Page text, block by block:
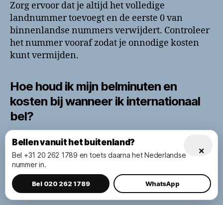
Zorg ervoor dat je altijd het volledige
landnummer toevoegt en de eerste 0 van
binnenlandse nummers verwijdert. Controleer
het nummer vooraf zodat je onnodige kosten
kunt vermijden.
Hoe houd ik mijn belminuten en
kosten bij wanneer ik internationaal
bel?
Gebruik gratis tracking apps of controleer
regelmatig je telefoonrekening om je belkosten
te monitoren. Dit helpt je om verrassingen aan
het einde van de maand te voorkomen en kan
je honderden euro’s besparen.
×
Bellen vanuit het buitenland?
Bel +31 20 262 1789 en toets daarna het Nederlandse
nummer in.
Bel 020 262 1789 WhatsApp